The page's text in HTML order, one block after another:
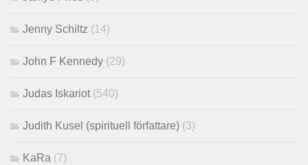
Jenny Schiltz (14)
John F Kennedy (29)
Judas Iskariot (540)
Judith Kusel (spirituell författare) (3)
KaRa (7)